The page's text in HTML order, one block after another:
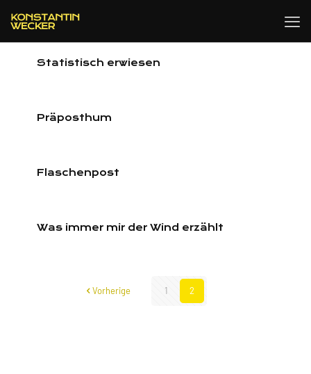
Statistisch erwiesen
Präposthum
Flaschenpost
Was immer mir der Wind erzählt
Vorherige 1 2